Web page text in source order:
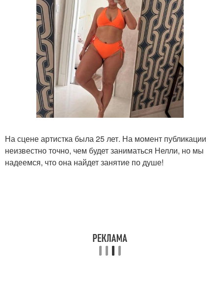
На сцене артистка была 25 лет. На момент публикации
неизвестно точно, чем будет заниматься Нелли, но мы
надеемся, что она найдет занятие по душе!